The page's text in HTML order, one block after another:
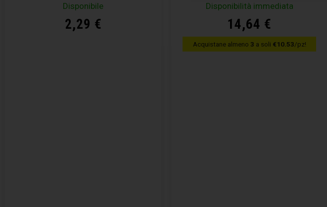
Disponibile
2,29 €
Disponibilità immediata
14,64 €
Acquistane almeno 3 a soli €10.53/pz!